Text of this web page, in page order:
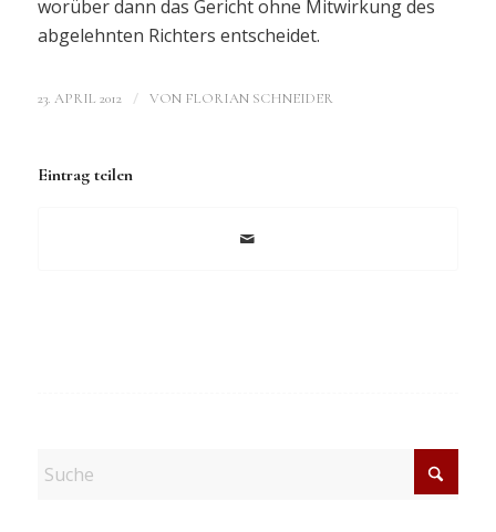
worüber dann das Gericht ohne Mitwirkung des
abgelehnten Richters entscheidet.
23. APRIL 2012 / VON FLORIAN SCHNEIDER
Eintrag teilen